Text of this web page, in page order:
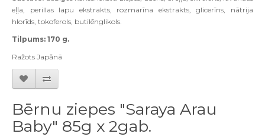
eļļa, perillas lapu ekstrakts, rozmarīna ekstrakts, glicerīns, nātrija
hlorīds, tokoferols, butilēnglikols.
Tilpums: 170 g.
Ražots Japānā
Bērnu ziepes "Saraya Arau
Baby" 85g x 2gab.